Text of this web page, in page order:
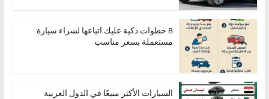
8 خطوات ذكية عليك اتباعها لشراء سيارة
مستعملة بسعر مناسب
السيارات الأكثر مبيعًا في الدول العربية